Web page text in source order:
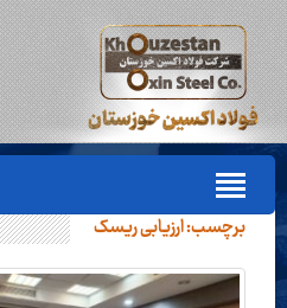
برچسب:ارزیابی ریسک